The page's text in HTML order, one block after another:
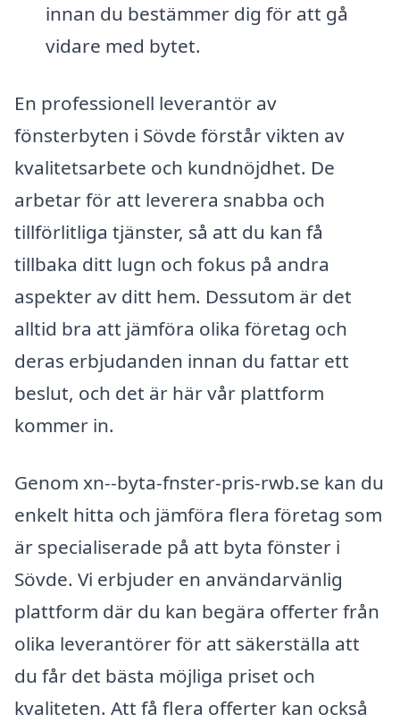
innan du bestämmer dig för att gå
vidare med bytet.
En professionell leverantör av
fönsterbyten i Sövde förstår vikten av
kvalitetsarbete och kundnöjdhet. De
arbetar för att leverera snabba och
tillförlitliga tjänster, så att du kan få
tillbaka ditt lugn och fokus på andra
aspekter av ditt hem. Dessutom är det
alltid bra att jämföra olika företag och
deras erbjudanden innan du fattar ett
beslut, och det är här vår plattform
kommer in.
Genom xn--byta-fnster-pris-rwb.se kan du
enkelt hitta och jämföra flera företag som
är specialiserade på att byta fönster i
Sövde. Vi erbjuder en användarvänlig
plattform där du kan begära offerter från
olika leverantörer för att säkerställa att
du får det bästa möjliga priset och
kvaliteten. Att få flera offerter kan också